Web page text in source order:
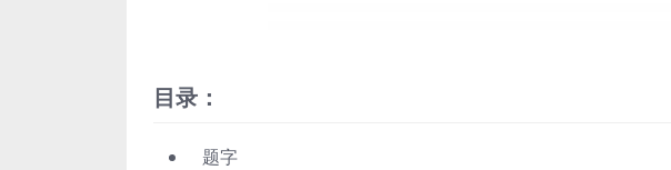
目录：
题字